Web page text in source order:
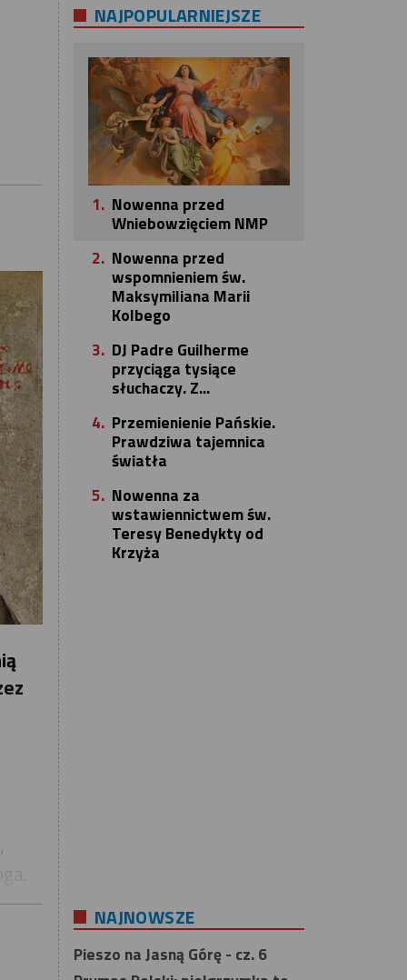
NAJPOPULARNIEJSZE
1. Nowenna przed
Wniebowzięciem NMP
2. Nowenna przed
wspomnieniem św.
Maksymiliana Marii
Kolbego
3. DJ Padre Guilherme
przyciąga tysiące
słuchaczy. Z...
4. Przemienienie Pańskie.
Prawdziwa tajemnica
światła
5. Nowenna za
wstawiennictwem św.
Teresy Benedykty od
Krzyża
NAJNOWSZE
Pieszo na Jasną Górę - cz. 6